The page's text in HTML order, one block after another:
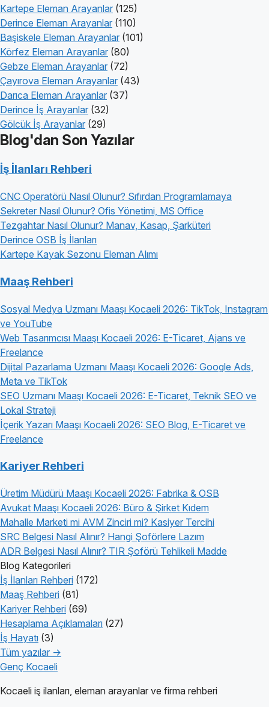
Kartepe Eleman Arayanlar (125)
Derince Eleman Arayanlar (110)
Başiskele Eleman Arayanlar (101)
Körfez Eleman Arayanlar (80)
Gebze Eleman Arayanlar (72)
Çayırova Eleman Arayanlar (43)
Darıca Eleman Arayanlar (37)
Derince İş Arayanlar (32)
Gölcük İş Arayanlar (29)
Blog'dan Son Yazılar
İş İlanları Rehberi
CNC Operatörü Nasıl Olunur? Sıfırdan Programlamaya
Sekreter Nasıl Olunur? Ofis Yönetimi, MS Office
Tezgahtar Nasıl Olunur? Manav, Kasap, Şarküteri
Derince OSB İş İlanları
Kartepe Kayak Sezonu Eleman Alımı
Maaş Rehberi
Sosyal Medya Uzmanı Maaşı Kocaeli 2026: TikTok, Instagram
ve YouTube
Web Tasarımcısı Maaşı Kocaeli 2026: E-Ticaret, Ajans ve
Freelance
Dijital Pazarlama Uzmanı Maaşı Kocaeli 2026: Google Ads,
Meta ve TikTok
SEO Uzmanı Maaşı Kocaeli 2026: E-Ticaret, Teknik SEO ve
Lokal Strateji
İçerik Yazarı Maaşı Kocaeli 2026: SEO Blog, E-Ticaret ve
Freelance
Kariyer Rehberi
Üretim Müdürü Maaşı Kocaeli 2026: Fabrika & OSB
Avukat Maaşı Kocaeli 2026: Büro & Şirket Kıdem
Mahalle Marketi mi AVM Zinciri mi? Kasiyer Tercihi
SRC Belgesi Nasıl Alınır? Hangi Şoförlere Lazım
ADR Belgesi Nasıl Alınır? TIR Şoförü Tehlikeli Madde
Blog Kategorileri
İş İlanları Rehberi (172)
Maaş Rehberi (81)
Kariyer Rehberi (69)
Hesaplama Açıklamaları (27)
İş Hayatı (3)
Tüm yazılar →
Genç Kocaeli
Kocaeli iş ilanları, eleman arayanlar ve firma rehberi